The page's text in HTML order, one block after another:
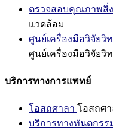
ตรวจสอบคุณภาพสิ่
แวดล้อม
ศูนย์เครื่องมือวิจัยวิ
ศูนย์เครื่องมือวิจัยวิ
บริการทางการแพทย์
โอสถศาลา โอสถศา
บริการทางทันตกรร